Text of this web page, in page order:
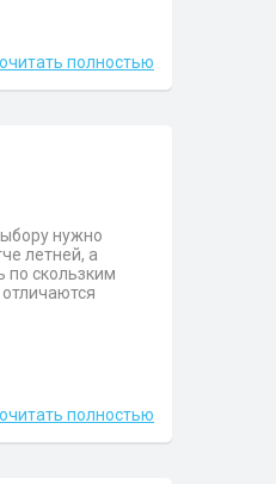
полностью
нужно
летней, а
по скользким
полностью